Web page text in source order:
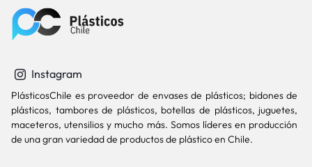
Instagram
PlásticosChile es proveedor de envases de plásticos; bidones de
plásticos, tambores de plásticos, botellas de plásticos, juguetes,
maceteros, utensilios y mucho más. Somos líderes en producción
de una gran variedad de productos de plástico en Chile.